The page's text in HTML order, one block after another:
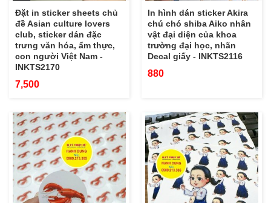
Đặt in sticker sheets chủ
đề Asian culture lovers
club, sticker dán đặc
trưng văn hóa, ẩm thực,
con người Việt Nam -
INKTS2170
7,500
In hình dán sticker Akira
chú chó shiba Aiko nhân
vật đại diện của khoa
trường đại học, nhãn
Decal giấy - INKTS2116
880